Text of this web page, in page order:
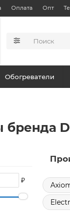
Оплата Опт
Обогреватели
бренда
₽